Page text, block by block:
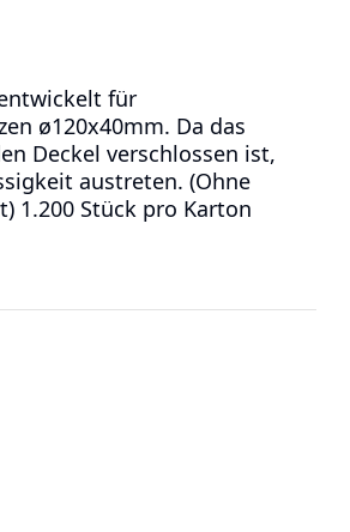
für
ø120x40mm. Da das
Deckel verschlossen ist,
austreten. (Ohne
1.200 Stück pro Karton